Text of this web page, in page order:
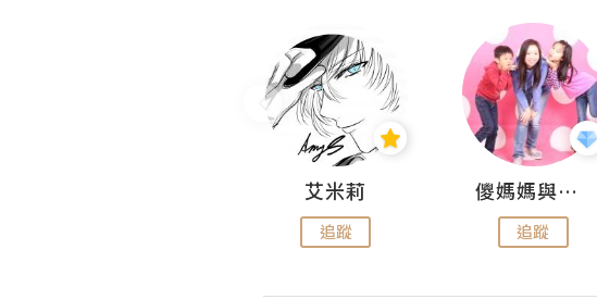
艾米莉
追蹤
儍媽媽與兩隻小魔怪之家
追蹤